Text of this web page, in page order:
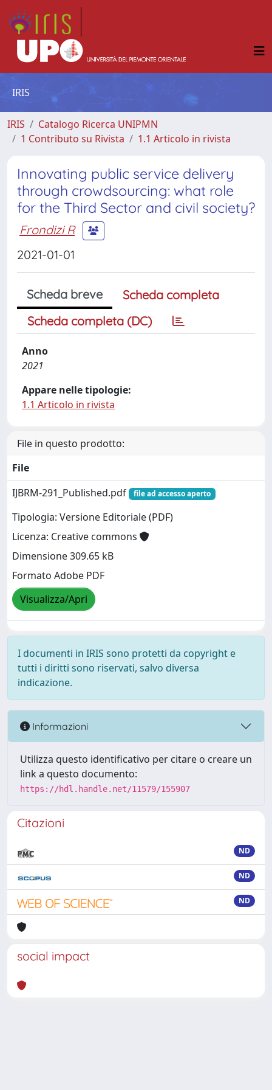
IRIS
IRIS
Catalogo Ricerca UNIPMN
1 Contributo su Rivista
1.1 Articolo in rivista
Innovating public service delivery
through crowdsourcing: what role
for the Third Sector and civil society?
Frondizi R
2021-01-01
Scheda breve
Scheda completa
Scheda completa (DC)
Anno
2021
Appare nelle tipologie:
1.1 Articolo in rivista
File in questo prodotto:
File
IJBRM-291_Published.pdf
file ad accesso aperto
Tipologia: Versione Editoriale (PDF)
Licenza: Creative commons
Dimensione 309.65 kB
Formato Adobe PDF
Visualizza/Apri
I documenti in IRIS sono protetti da copyright e
tutti i diritti sono riservati, salvo diversa
indicazione.
Informazioni
Utilizza questo identificativo per citare o creare un
link a questo documento:
https://hdl.handle.net/11579/155907
Citazioni
ND
ND
ND
social impact